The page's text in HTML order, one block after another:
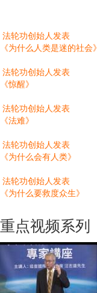
法轮功创始人发表
《为什么人类是迷的社会》
法轮功创始人发表
《惊醒》
法轮功创始人发表
《法难》
法轮功创始人发表
《为什么会有人类》
法轮功创始人发表
《为什么要救度众生》
重点视频系列